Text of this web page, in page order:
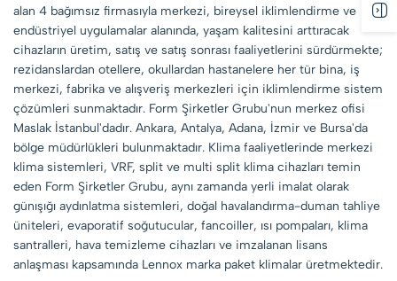
alan 4 bağımsız firmasıyla merkezi, bireysel iklimlendirme ve
endüstriyel uygulamalar alanında, yaşam kalitesini arttıracak
cihazların üretim, satış ve satış sonrası faaliyetlerini sürdürmekte;
rezidanslardan otellere, okullardan hastanelere her tür bina, iş
merkezi, fabrika ve alışveriş merkezleri için iklimlendirme sistem
çözümleri sunmaktadır. Form Şirketler Grubu'nun merkez ofisi
Maslak İstanbul'dadır. Ankara, Antalya, Adana, İzmir ve Bursa'da
bölge müdürlükleri bulunmaktadır. Klima faaliyetlerinde merkezi
klima sistemleri, VRF, split ve multi split klima cihazları temin
eden Form Şirketler Grubu, aynı zamanda yerli imalat olarak
günışığı aydınlatma sistemleri, doğal havalandırma-duman tahliye
üniteleri, evaporatif soğutucular, fancoiller, ısı pompaları, klima
santralleri, hava temizleme cihazları ve imzalanan lisans
anlaşması kapsamında Lennox marka paket klimalar üretmektedir.